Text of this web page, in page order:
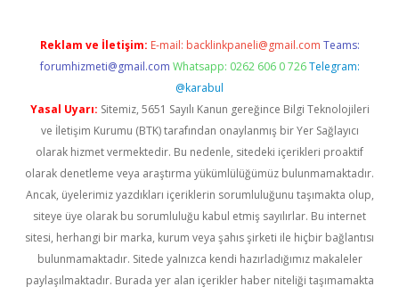
Reklam ve İletişim: E-mail: backlinkpaneli@gmail.com Teams:
forumhizmeti@gmail.com Whatsapp: 0262 606 0 726 Telegram:
@karabul
Yasal Uyarı: Sitemiz, 5651 Sayılı Kanun gereğince Bilgi Teknolojileri
ve İletişim Kurumu (BTK) tarafından onaylanmış bir Yer Sağlayıcı
olarak hizmet vermektedir. Bu nedenle, sitedeki içerikleri proaktif
olarak denetleme veya araştırma yükümlülüğümüz bulunmamaktadır.
Ancak, üyelerimiz yazdıkları içeriklerin sorumluluğunu taşımakta olup,
siteye üye olarak bu sorumluluğu kabul etmiş sayılırlar. Bu internet
sitesi, herhangi bir marka, kurum veya şahıs şirketi ile hiçbir bağlantısı
bulunmamaktadır. Sitede yalnızca kendi hazırladığımız makaleler
paylaşılmaktadır. Burada yer alan içerikler haber niteliği taşımamakta